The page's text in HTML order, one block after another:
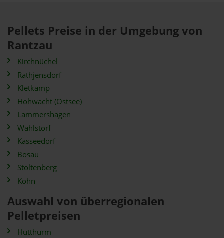
Pellets Preise in der Umgebung von
Rantzau
Kirchnüchel
Rathjensdorf
Kletkamp
Hohwacht (Ostsee)
Lammershagen
Wahlstorf
Kasseedorf
Bosau
Stoltenberg
Köhn
Auswahl von überregionalen
Pelletpreisen
Hutthurm